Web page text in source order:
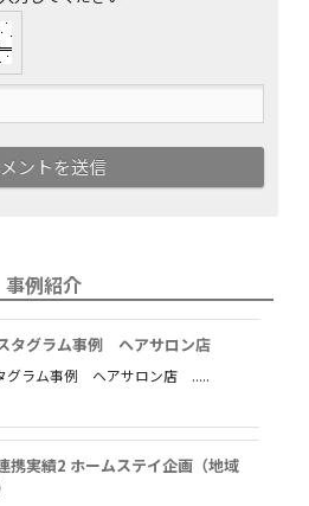
事例紹介
タグラム事例 ヘアサロン店
グラム事例 ヘアサロン店 .....
携実績2 ホームステイ企画（地域